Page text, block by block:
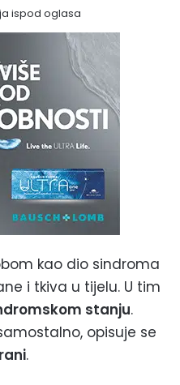
ispod oglasa
kao dio sindroma
i tkiva u tijelu. U tim
stanju.
opisuje se
.